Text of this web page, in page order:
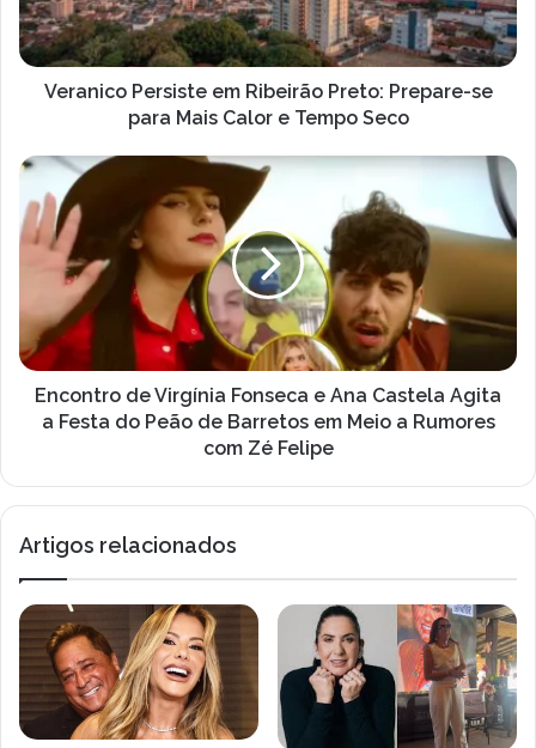
se
para
Mais
Calor
Seco
Veranico Persiste em Ribeirão Preto: Prepare-se
para Mais Calor e Tempo Seco
Encontro
Virgínia
Fonseca
Castela
Agita
a
Festa
Barretos
Meio
com
Zé
Felipe
Encontro de Virgínia Fonseca e Ana Castela Agita
a Festa do Peão de Barretos em Meio a Rumores
com Zé Felipe
Artigos relacionados